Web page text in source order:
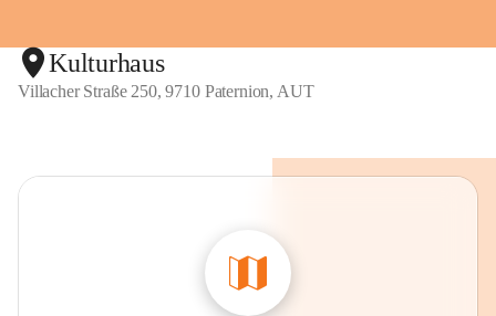
Kulturhaus
Villacher Straße 250, 9710 Paternion, AUT